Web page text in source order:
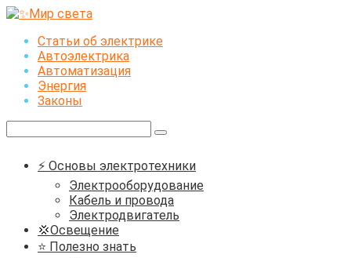
Перейти
контентуСтатьи об электрике
Автоэлектрика
Автоматизация
Энергия
Законы
⚡ Основы электротехники
Электрооборудование
Кабель и провода
Электродвигатель
💢Освещение
⭐ Полезно знать